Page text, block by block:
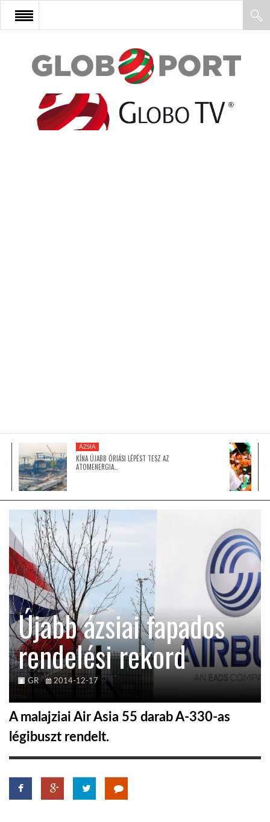
FŐOLDAL
AFRIKA
GLOBOTV BP
HÍR3D
TROPICALMAGAZIN
GLOBOTV
AFRIKA TUDÁSTÁR
A NAP SZÉPE
LINKTR.EE
GLOBOZSARU
ÁZSIA
KÍNA ÚJABB ÓRIÁSI LÉPÉST TESZ AZ
ATOMENERGIA…
Újabb ázsiai fapados
rendelési rekord
GR 2014-12-17
A malajziai Air Asia 55 darab A-330-as
légibuszt rendelt.